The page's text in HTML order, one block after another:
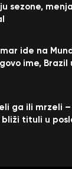
sezone,
ide na
ime, Brazil
ga ili mrzeli
bliži tituli u